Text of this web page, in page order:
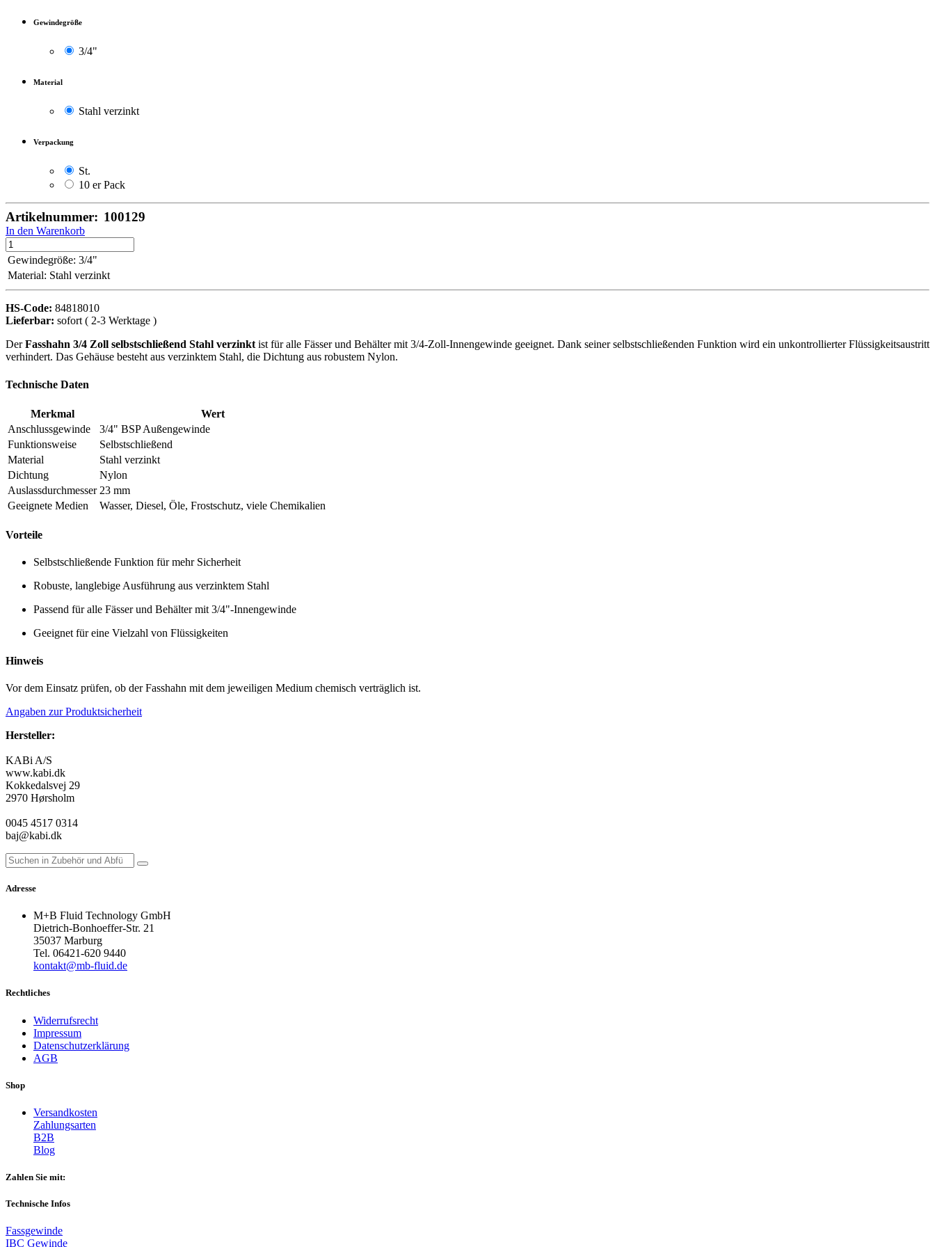
Gewindegröße
3/4"
Material
Stahl verzinkt
Verpackung
St.
10 er Pack
Artikelnummer: 100129
In den Warenkorb
Gewindegröße: 3/4"
Material: Stahl verzinkt
HS-Code: 84818010
Lieferbar: sofort ( 2-3 Werktage )
DerFasshahn 3/4 Zoll selbstschließend Stahl verzinkt ist für alle Fässer und Behälter mit 3/4-Zoll-Innengewinde geeignet. Dank seiner selbstschließenden Funktion wird ein unkontrollierter Flüssigkeitsaustritt
verhindert. Das Gehäuse besteht aus verzinktem Stahl, die Dichtung aus robustem Nylon.
Technische Daten
Merkmal
Wert
Anschlussgewinde
3/4" BSP Außengewinde
Funktionsweise
Selbstschließend
Material
Stahl verzinkt
Dichtung
Nylon
Auslassdurchmesser 23 mm
Geeignete Medien
Wasser, Diesel, Öle, Frostschutz, viele Chemikalien
Vorteile
Selbstschließende Funktion für mehr Sicherheit
Robuste, langlebige Ausführung aus verzinktem Stahl
Passend für alle Fässer und Behälter mit 3/4"-Innengewinde
Geeignet für eine Vielzahl von Flüssigkeiten
Hinweis
Vor dem Einsatz prüfen, ob der Fasshahn mit dem jeweiligen Medium chemisch verträglich ist.
Angaben zur Produktsicherheit
Hersteller:
KABi A/S
www.kabi.dk
Kokkedalsvej 29
2970 Hørsholm
0045 4517 0314
baj@kabi.dk
Adresse
M+B Fluid Technology GmbH
Dietrich-Bonhoeffer-Str. 21
35037 Marburg
Tel. 06421-620 9440
kontakt@mb-fluid.de
Rechtliches
Widerrufsrecht
Impressum
Datenschutzerklärung
AGB
Shop
Versandkosten
Zahlungsarten
B2B
Blog
Zahlen Sie mit:
Technische Infos
Fassgewinde
IBC Gewinde